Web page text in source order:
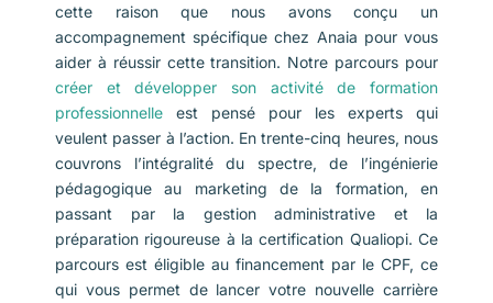
cette raison que nous avons conçu un
accompagnement spécifique chez Anaia pour vous
aider à réussir cette transition. Notre parcours pour
créer et développer son activité de formation
professionnelle est pensé pour les experts qui
veulent passer à l’action. En trente-cinq heures, nous
couvrons l’intégralité du spectre, de l’ingénierie
pédagogique au marketing de la formation, en
passant par la gestion administrative et la
préparation rigoureuse à la certification Qualiopi. Ce
parcours est éligible au financement par le CPF, ce
qui vous permet de lancer votre nouvelle carrière